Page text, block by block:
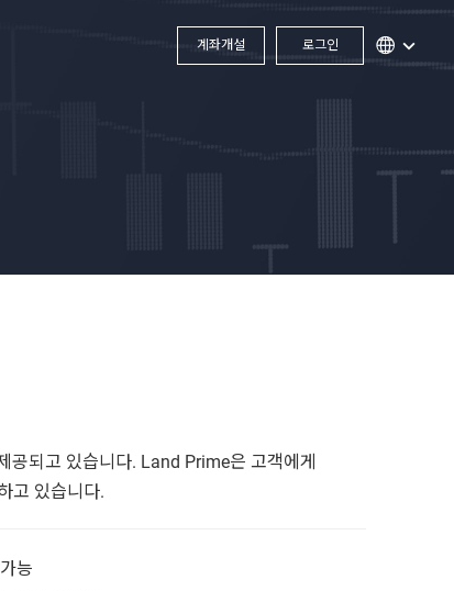
계좌개설 로그인
되고 있습니다. Land Prime은 고객에게
고 있습니다.
능